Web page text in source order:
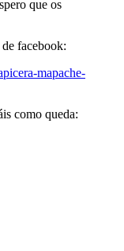
que os
facebook:
mapache-
como queda: